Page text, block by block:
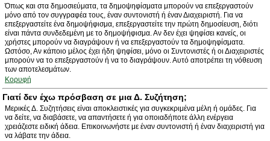
Όπως και στα δημοσιεύματα, τα δημοψηφίσματα μπορούν να επεξεργαστούν
μόνο από τον συγγραφέα τους, έναν συντονιστή ή έναν Διαχειριστή. Για να
επεξεργαστείτε ένα δημοψήφισμα, επεξεργαστείτε την πρώτη δημοσίευση, διότι
είναι πάντα συνδεδεμένη με το δημοψήφισμα. Αν δεν έχει ψηφίσει κανείς, οι
χρήστες μπορούν να διαγράψουν ή να επεξεργαστούν τα δημοψηφίσματα.
Ωστόσο, Αν κάποιο μέλος έχει ήδη ψηφίσει, μόνο οι Συντονιστές ή οι Διαχειριστές
μπορούν να το επεξεργαστούν ή να το διαγράψουν. Αυτό αποτρέπει τη νόθευση
των αποτελεσμάτων.
Κορυφή
Γιατί δεν έχω πρόσβαση σε μια Δ. Συζήτηση;
Μερικές Δ. Συζητήσεις είναι αποκλειστικές για συγκεκριμένα μέλη ή ομάδες. Για
να δείτε, να διαβάσετε, να απαντήσετε ή για οποιαδήποτε άλλη ενέργεια
χρειάζεστε ειδική άδεια. Επικοινωνήστε με έναν συντονιστή ή έναν διαχειριστή για
να λάβατε την άδεια.